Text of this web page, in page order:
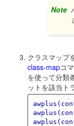
Note
クラスマップ
class-mapコ
を使って分類
ットを該当ト